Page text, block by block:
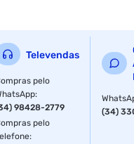
Televendas
pelo
:
98428-2779
pelo
:
(34)